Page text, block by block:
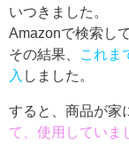
いつきました。
Amazonで検索し
その結果、
これま
入 しました。
すると、商品が家
て、使用していま